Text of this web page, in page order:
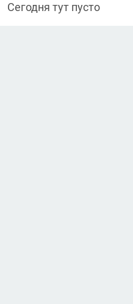
Сегодня тут пусто